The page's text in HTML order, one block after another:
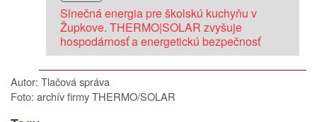
Slnečná energia pre školskú kuchyňu v
Župkove. THERMO|SOLAR zvyšuje
hospodárnosť a energetickú bezpečnosť
Autor: Tlačová správa
Foto: archív firmy THERMO/SOLAR